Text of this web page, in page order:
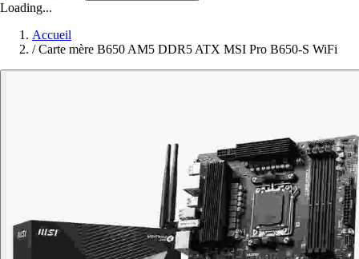
Loading...
Accueil
/ Carte mère B650 AM5 DDR5 ATX MSI Pro B650-S WiFi